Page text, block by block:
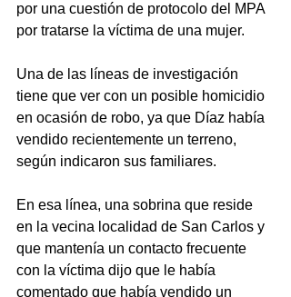
por una cuestión de protocolo del MPA
por tratarse la víctima de una mujer.
Una de las líneas de investigación
tiene que ver con un posible homicidio
en ocasión de robo, ya que Díaz había
vendido recientemente un terreno,
según indicaron sus familiares.
En esa línea, una sobrina que reside
en la vecina localidad de San Carlos y
que mantenía un contacto frecuente
con la víctima dijo que le había
comentado que había vendido un